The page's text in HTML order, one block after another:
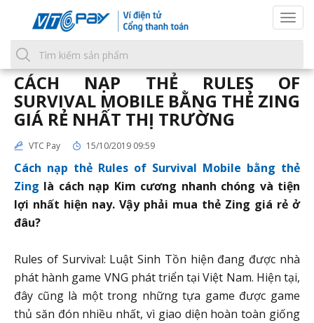
CÁCH NẠP THẺ RULES OF
SURVIVAL MOBILE BẰNG THẺ ZING
GIÁ RẺ NHẤT THỊ TRƯỜNG
VTC Pay 15/10/2019 09:59
Cách nạp thẻ Rules of Survival Mobile bằng thẻ
Zing là cách nạp Kim cương nhanh chóng và tiện
lợi nhất hiện nay. Vậy phải mua thẻ Zing giá rẻ ở
đâu?
Rules of Survival: Luật Sinh Tồn hiện đang được nhà
phát hành game VNG phát triển tại Việt Nam. Hiện tại,
đây cũng là một trong những tựa game được game
thủ săn đón nhiều nhất, vì giao diện hoàn toàn giống